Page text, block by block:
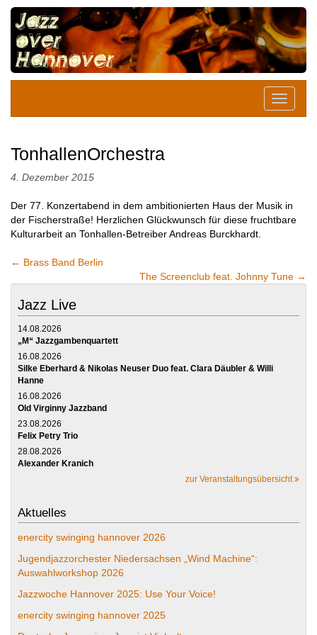
TonhallenOrchestra
4. Dezember 2015
Der 77. Konzertabend in dem ambitionierten Haus der Musik in
der Fischerstraße! Herzlichen Glückwunsch für diese fruchtbare
Kulturarbeit an Tonhallen-Betreiber Andreas Burckhardt.
← Brass Band Berlin
The Screenclub feat. Johnny Tune →
Jazz Live
14.08.2026
„M“ Jazzgambenquartett
16.08.2026
Silke Eberhard & Nikolas Neuser Duo feat. Clara Däubler & Willi
Hanne
16.08.2026
Old Virginny Jazzband
23.08.2026
Felix Petry Trio
28.08.2026
Alexander Kranich
zur Veranstaltungsübersicht
Aktuelles
enercity swinging hannover 2026
Jugendjazzorchester Niedersachsen „Wind Machine“:
Auswahlworkshop 2026
Jazzwoche Hannover 2025: Use Your Voice!
enercity swinging hannover 2025